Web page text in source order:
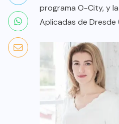
programa O-City, y
Aplicadas de Dresde